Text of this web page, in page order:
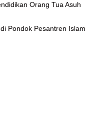
Orang Tua Asuh
Pondok Pesantren Islam